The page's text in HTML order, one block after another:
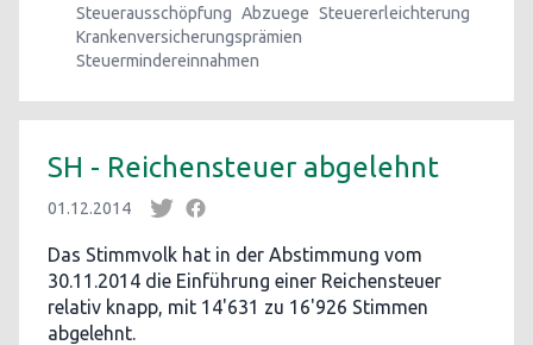
Steuerausschöpfung Abzuege Steuererleichterung
Krankenversicherungsprämien
Steuermindereinnahmen
SH - Reichensteuer abgelehnt
01.12.2014
Das Stimmvolk hat in der Abstimmung vom
30.11.2014 die Einführung einer Reichensteuer
relativ knapp, mit 14'631 zu 16'926 Stimmen
abgelehnt.